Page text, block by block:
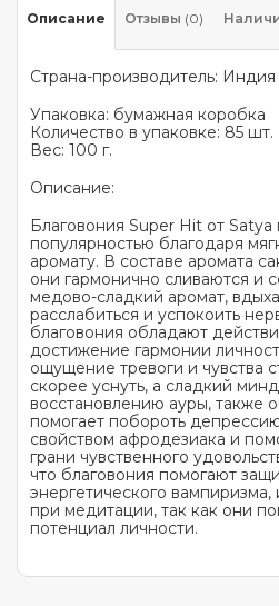
Описание Отзывы (0)
Страна-производитель: Индия
Упаковка: бумажная коробка
Количество в упаковке: 85 шт.
Вес: 100 г.
Описание:
Благовония Super Hit от
популярностью благодаря
аромату. В составе аромата
они гармонично сливаются и
медово-сладкий аромат,
расслабиться и успокоить
благовония обладают
достижение гармонии
ощущение тревоги и чувства
скорее уснуть, а сладкий
восстановлению ауры, также
помогает побороть
свойством афродезиака и
грани чувственного
что благовония помогают
энергетического вампиризма,
при медитации, так как они
потенциал личности.